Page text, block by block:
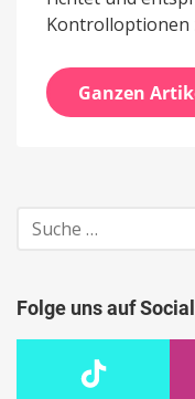
Kontrolloptionen
Ganzen
Suche
nach:
Folge uns auf